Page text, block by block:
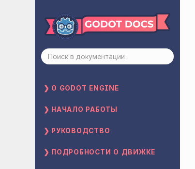
О GODOT ENGINE
НАЧАЛО РАБОТЫ
РУКОВОДСТВО
ПОДРОБНОСТИ О ДВИЖКЕ